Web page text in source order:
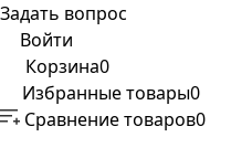
Задать вопрос
Войти
Корзина0
Избранные товары0
Сравнение товаров0